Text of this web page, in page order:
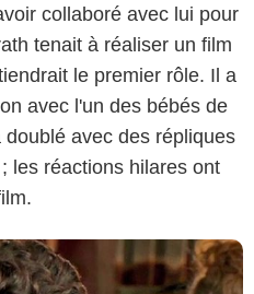
collaboré avec lui pour
tenait à réaliser un film
le premier rôle. Il a
avec l'un des bébés de
doublé avec des répliques
les réactions hilares ont